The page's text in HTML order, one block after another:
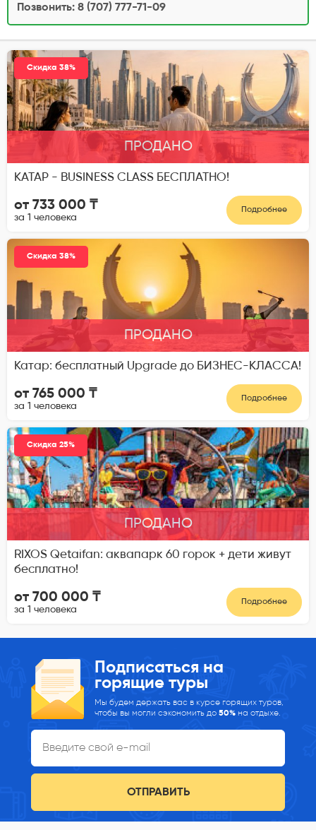
Позвонить: 8 (707) 777-71-09
Скидка 38%
ПРОДАНО
КАТАР - BUSINESS CLASS БЕСПЛАТНО!
от 733 000 ₸
за 1 человека
Подробнее
Скидка 38%
ПРОДАНО
Катар: бесплатный Upgrade до БИЗНЕС-КЛАССА!
от 765 000 ₸
за 1 человека
Подробнее
Скидка 25%
ПРОДАНО
RIXOS Qetaifan: аквапарк 60 горок + дети живут
бесплатно!
от 700 000 ₸
за 1 человека
Подробнее
Подписаться на
горящие туры
Мы будем держать вас в курсе горящих туров,
чтобы вы могли сэкономить до 50% на отдыхе.
ОТПРАВИТЬ